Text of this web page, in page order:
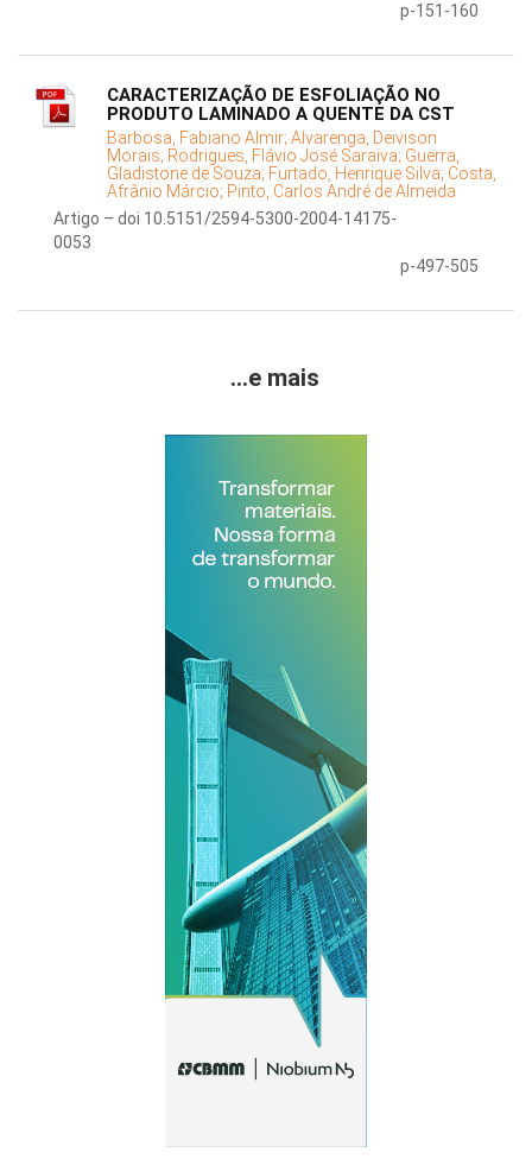
p-151-160
CARACTERIZAÇÃO DE ESFOLIAÇÃO NO
PRODUTO LAMINADO A QUENTE DA CST
Barbosa, Fabiano Almir; Alvarenga, Deivison
Morais; Rodrigues, Flávio José Saraiva; Guerra,
Gladistone de Souza; Furtado, Henrique Silva; Costa,
Afrânio Márcio; Pinto, Carlos André de Almeida
Artigo – doi 10.5151/2594-5300-2004-14175-
0053
p-497-505
...e mais